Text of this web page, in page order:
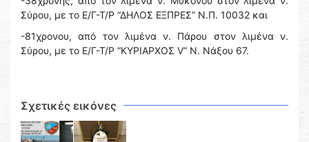
Σύρου, με το Ε/Γ-Τ/Ρ “ΔΗΛΟΣ ΕΞΠΡΕΣ” Ν.Π. 10032 και
-81χρονου, από τον λιμένα ν. Πάρου στον λιμένα ν.
Σύρου, με το Ε/Γ-Τ/Ρ “ΚΥΡΙΑΡΧΟΣ V” Ν. Νάξου 67.
Σχετικές εικόνες